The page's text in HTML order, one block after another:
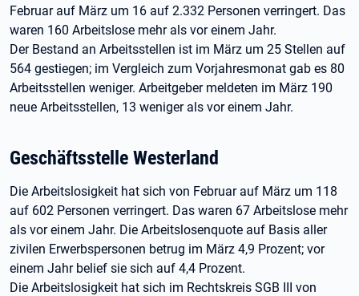
Februar auf März um 16 auf 2.332 Personen verringert. Das
waren 160 Arbeitslose mehr als vor einem Jahr.
Der Bestand an Arbeitsstellen ist im März um 25 Stellen auf
564 gestiegen; im Vergleich zum Vorjahresmonat gab es 80
Arbeitsstellen weniger. Arbeitgeber meldeten im März 190
neue Arbeitsstellen, 13 weniger als vor einem Jahr.
Geschäftsstelle Westerland
Die Arbeitslosigkeit hat sich von Februar auf März um 118
auf 602 Personen verringert. Das waren 67 Arbeitslose mehr
als vor einem Jahr. Die Arbeitslosenquote auf Basis aller
zivilen Erwerbspersonen betrug im März 4,9 Prozent; vor
einem Jahr belief sie sich auf 4,4 Prozent.
Die Arbeitslosigkeit hat sich im Rechtskreis SGB III von